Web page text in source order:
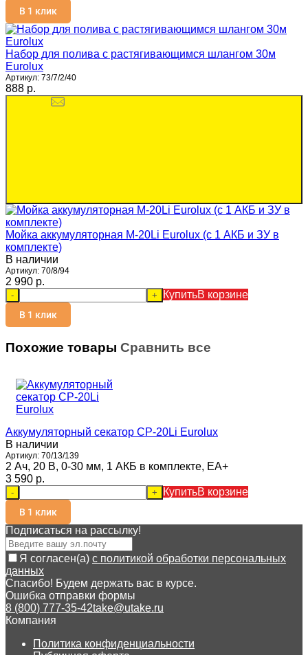
В 1 клик
Набор для полива с растягивающимся шлангом 30м
Eurolux
Артикул: 73/7/2/40
888 p.
Мойка аккумуляторная M-20Li Eurolux (с 1 АКБ и ЗУ в
комплекте)
В наличии
Артикул: 70/8/94
2 990 p.
- + КупитьВ корзине
В 1 клик
Похожие товары Сравнить все
Аккумуляторный секатор CP-20Li Eurolux
В наличии
Артикул: 70/13/139
2 Ач, 20 В, 0-30 мм, 1 АКБ в комплекте, ЕА+
3 590 p.
- + КупитьВ корзине
В 1 клик
Подписаться на рассылкy!
Я согласен(a) с политикой обработки персональных
данных
Спасибо! Будем держать вас в курсе.
Ошибка отправки формы
8 (800) 777-35-42take@utake.ru
Компания
Политика конфиденциальности